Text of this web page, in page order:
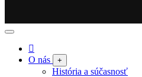
O nás +
História a súčasnosť